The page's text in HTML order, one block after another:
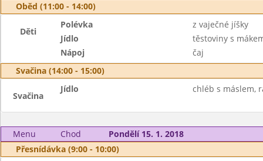
Oběd (11:00 - 14:00)
Děti
Polévka
z vaječné jíšky
Jídlo
těstoviny s
Nápoj
čaj
Svačina (14:00 - 15:00)
Svačina
Jídlo chléb s máslem,
Menu Chod
Pondělí 15. 1. 2018
Přesnídávka (9:00 - 10:00)